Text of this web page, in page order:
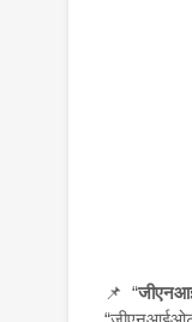
📌 “